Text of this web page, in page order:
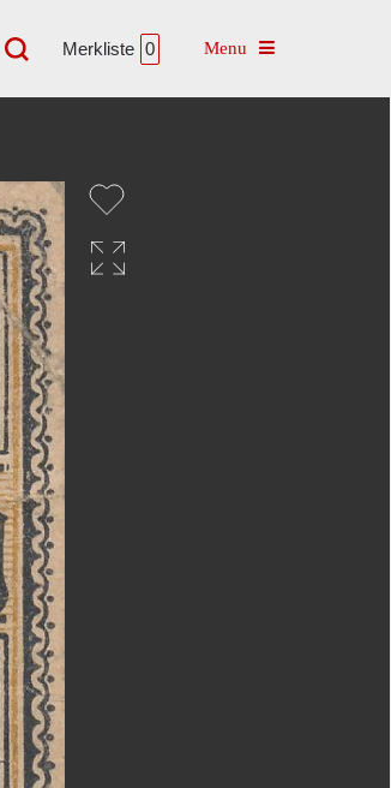
Merkliste 0 Toggle navigation